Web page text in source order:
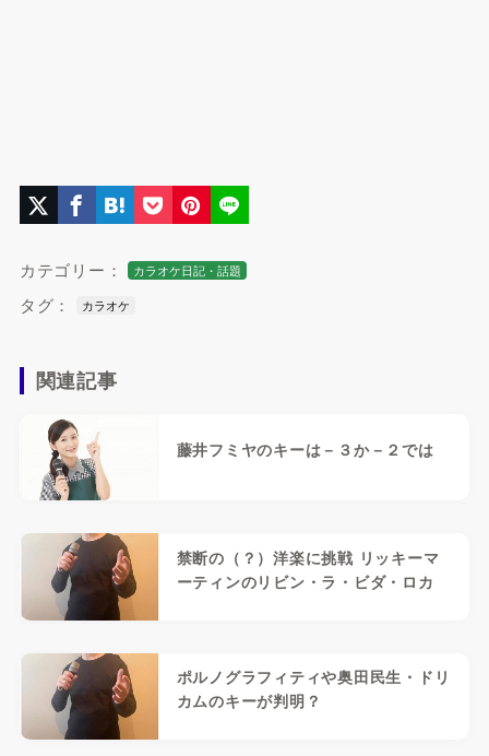
カテゴリー： カラオケ日記・話題
タグ： カラオケ
関連記事
藤井フミヤのキーは－３か－２では
禁断の（？）洋楽に挑戦 リッキーマ
ーティンのリビン・ラ・ビダ・ロカ
ポルノグラフィティや奥田民生・ドリ
カムのキーが判明？